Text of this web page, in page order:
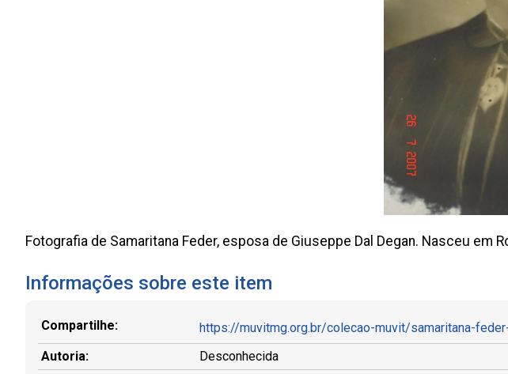
Fotografia de Samaritana Feder, esposa de Giuseppe Dal Degan. Nasceu em
Informações sobre este item
Compartilhe: https://muvitmg.org.br/colecao-muvit/samaritana-
Autoria:
Desconhecida